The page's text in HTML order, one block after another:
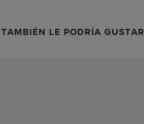
TAMBIÉN LE PODRÍA GUSTAR